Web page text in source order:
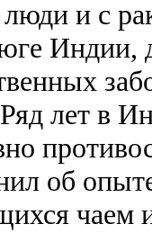
люди и с
Индии,
лет в
об
чаем